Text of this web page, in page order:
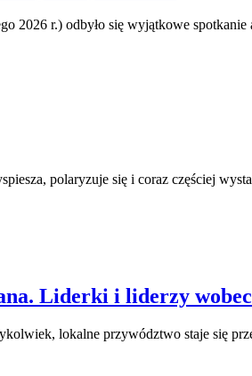
2026 r.) odbyło się wyjątkowe
polaryzuje się i coraz częściej
Liderki i liderzy
lokalne przywództwo staje się